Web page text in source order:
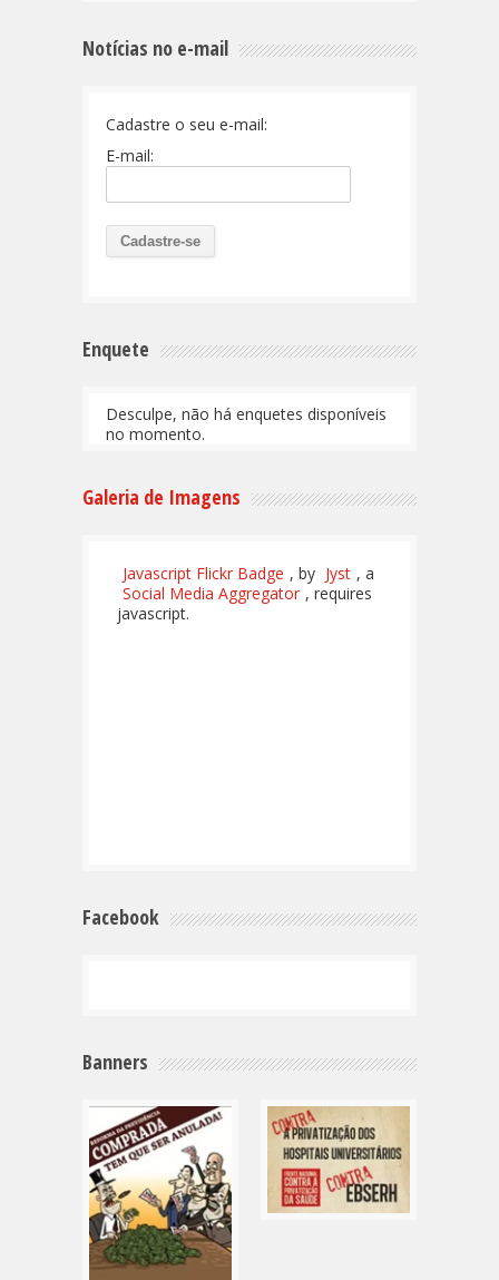
Notícias no e-mail
Cadastre o seu e-mail:
E-mail:
Enquete
Desculpe, não há enquetes disponíveis
no momento.
Galeria de Imagens
Javascript Flickr Badge , by Jyst , a
Social Media Aggregator , requires
javascript.
Facebook
Banners